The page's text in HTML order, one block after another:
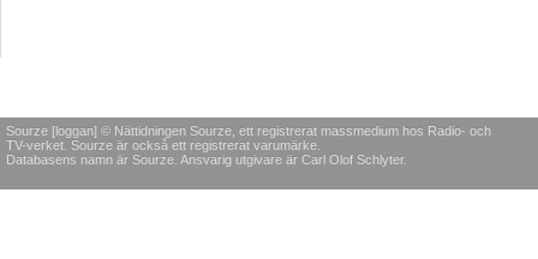
Sourze [loggan] © Nättidningen Sourze, ett registrerat massmedium hos Radio- och
TV-verket. Sourze är också ett registrerat varumärke.
Databasens namn är Sourze. Ansvarig utgivare är Carl Olof Schlyter.